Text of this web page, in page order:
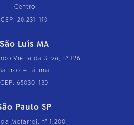
Centro
CEP: 20.231-110
São Luís MA
Vieira da Silva, nº 126
de Fátima
CEP: 65030-130
Paulo SP
Mofarrej, nº 1.200